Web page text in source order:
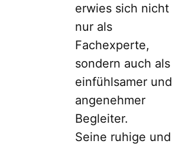
erwies sich nicht
nur als
Fachexperte,
sondern auch als
einfühlsamer und
angenehmer
Begleiter.
Seine ruhige und